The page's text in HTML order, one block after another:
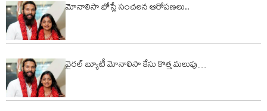
మోనాలిసా భోస్లే సంచలన ఆరోప‌ణ‌లు..
వైరల్ బ్యూటీ మోనాలిసా కేసు కొత్త మలుపు…